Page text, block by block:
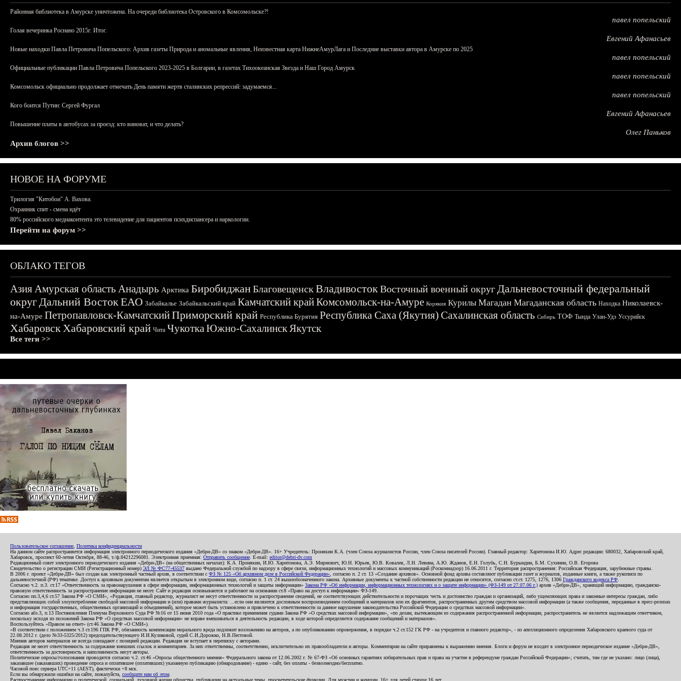
Районная библиотека в Амурске уничтожена. На очереди библиотека Островского в Комсомольске?!
павел попельский
Голая вечеринка Роснано 2015г. Итог.
Евгений Афанасьев
Новые находки Павла Петровича Попельского: Архив газеты Природа и аномальные явления, Неизвестная карта НижнеАмурЛага и Последние выставки автора в Амурске по 2025
павел попельский
Официальные публикации Павла Петровича Попельского 2023-2025 в Болгарии, в газетах Тихоокеанская Звезда и Наш Город Амурск
павел попельский
Комсомольск официально продолжает отмечать День памяти жертв сталинских репрессий: задумаемся...
павел попельский
Кого боится Путин: Сергей Фургал
Евгений Афанасьев
Повышение платы в автобусах за проезд: кто виноват, и что делать?
Олег Паньков
Архив блогов >>
НОВОЕ НА ФОРУМЕ
Трилогия "Китобои" А. Вахова.
Охранник спит - смена идёт
80% российского медиаконтента это телевидение для пациентов психдиспансера и наркологии.
Перейти на форум >>
ОБЛАКО ТЕГОВ
АзияАмурская область Анадырь Арктика БиробиджанБлаговещенскВладивостокВосточный военный округДальневосточный федеральный
округДальний ВостокЕАО Забайкалье Забайкальский край Камчатский крайКомсомольск-на-Амуре Корякия Курилы Магадан Магаданская область Находка Николаевск-
на-Амуре Петропавловск-КамчатскийПриморский край Республика Бурятия Республика Саха (Якутия) Сахалинская область Сибирь ТОФ Тында Улан-Удэ Уссурийск
ХабаровскХабаровский край Чита ЧукоткаЮжно-СахалинскЯкутск
Все теги >>
Пользовательское соглашение Политика конфиденциальности
На данном сайте распространяется информация электронного периодического издания «Дебри-ДВ» со знаком «Дебри-ДВ». 16+ Учредитель: Пронякин К.А. (член Союза журналистов России, член Союза писателей России). Главный редактор: Харитонова И.Ю. Адрес редакции: 680032, Хабаровский край,
Хабаровск, проспект 60-летия Октября, 88-46, т./ф.84212296081. Электронная приемная: Отправить сообщение . E-mail: editor@debri-dv.com
Редакционный совет электронного периодического издания «Дебри-ДВ» (на общественных началах): К.А. Пронякин, И.Ю. Харитонова, А.Э. Мирмович, Ю.Н. Юрьев, Ю.В. Ковалев, Л.Н. Левина, А.Ю. Жданов, Е.Н. Голубь, С.Н. Бурындин, Б.М. Сухинин, О.В. Егорова
Свидетельство о регистрации СМИ (Регистрационный номер) ЭЛ № ФС77-45537 выдано Федеральной службой по надзору в сфере связи, информационных технологий и массовых коммуникаций (Роскомнадзор) 16.06.2011 г. Территория распространения: Российская Федерация, зарубежные страны.
В 2006 г. проект «Дебри-ДВ» был создан как электронный частный архив, в соответствии с ФЗ № 125 «Об архивном деле в Российской Федерации» , согласно п. 2 ст. 13 «Создание архивов». Основной фонд архива составляют публикации газет и журналов, изданные книги, а также рукописи по
дальневосточной (РФ) тематике. Доступ к архивным документам является открытым в электронном виде, согласно п. 1 ст. 24 вышеобозначенного закона. Архивные документы к частной собственности редакции не относятся, согласно ст.ст. 1275, 1276, 1306 Гражданского кодекса РФ
Согласно ч.2. п.3. ст.17 «Ответственность за правонарушения в сфере информации, информационных технологий и защиты информации» Закона РФ «Об информации, информационных технологиях и о защите информации» (ФЗ-149 от 27.07.06 г.) архив «Дебри-ДВ», хранящий информацию, гражданско-
правовую ответственность за распространение информации не несет. Сайт и редакция основываются и работают на основании ст.8 «Право на доступ к информации» ФЗ-149.
Согласно пп.3,4,6 ст.57 Закона РФ «О СМИ», «Редакция, главный редактор, журналист не несут ответственности за распространение сведений, не соответствующих действительности и порочащих честь и достоинство граждан и организаций, либо ущемляющих права и законные интересы граждан, либо
представляющих собой злоупотребление свободой массовой информации и (или) правами журналиста: ...если они являются дословным воспроизведением сообщений и материалов или их фрагментов, распространенных другим средством массовой информации (а также сообщения, переданные в пресс-релизах
и информация государственных, общественных организаций и объединений), которое может быть установлено и привлечено к ответственности за данное нарушение законодательства Российской Федерации о средствах массовой информации».
Согласно абз.3, п.13 Постановления Пленума Верховного Суда РФ №16 от 15 июня 2010 года «О практике применения судами Закона РФ «О средствах массовой информации», «по делам, вытекающим из содержания распространенной информации, распространитель не является надлежащим ответчиком,
поскольку исходя из положений Закона РФ «О средствах массовой информации» не вправе вмешиваться в деятельность редакции, в ходе которой определяется содержание сообщений и материалов».
Воспользуйтесь «Правом на ответ» (ст.46 Закона РФ «О СМИ»).
«В соответствии с положением ч.3 ст.196 ГПК РФ, обязанность компенсации морального вреда подлежит возложению на авторов, а по опубликованию опровержения, в порядке ч.2 ст.152 ГК РФ - на учредителя и главного редактор», - из апелляционного определения Хабаровского краевого суда от
22.08.2012 г. (дело №33-5325/2012) председательствующего И.И.Куликовой, судей С.И.Дорожко, Н.В.Пестовой.
Мнения авторов материалов не всегда совпадают с позицией редакции. Редакция не вступает в переписку с авторами.
Редакция не несет ответственность за содержание внешних ссылок и комментариев. За них ответственны, соответственно, исключительно их правообладатели и авторы. Комментарии на сайте приравнены к выражению мнения. Блоги и форум не входят в электронное периодическое издание «Дебри-ДВ»,
ответственность за достоверность и наполняемость несут авторы.
Политические опросы/голосования проводятся согласно ч.2. ст.46 «Опросы общественного мнения» Федерального закона от 12.06.2002 г. № 67-ФЗ «Об основных гарантиях избирательных прав и права на участие в референдуме граждан Российской Федерации»; считать, там где не указано: лицо (лица),
заказавшее (заказавших) проведение опроса и оплатившее (оплативших) указанную публикацию (обнародование) - едино - сайт, без оплаты - безвозмездно/бесплатно.
Часовой пояс сервера UTC+11 (AEST), фактически +8 мск.
Если вы обнаружили ошибки на сайте, пожалуйста, сообщите нам об этом
Распространение информации о политической, социальной, духовной жизни общества, публикации на актуальные темы, просветительские функции. Для мужчин и женщин. 16+ для детей старше 16 лет.